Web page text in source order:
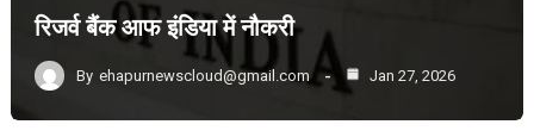
रिजर्व बैंक आफ इंडिया में नौकरी
By ehapurnewscloud@gmail.com Jan 27, 2026